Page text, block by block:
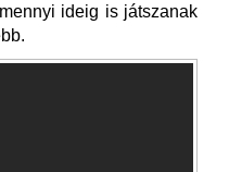
ideig is játszanak